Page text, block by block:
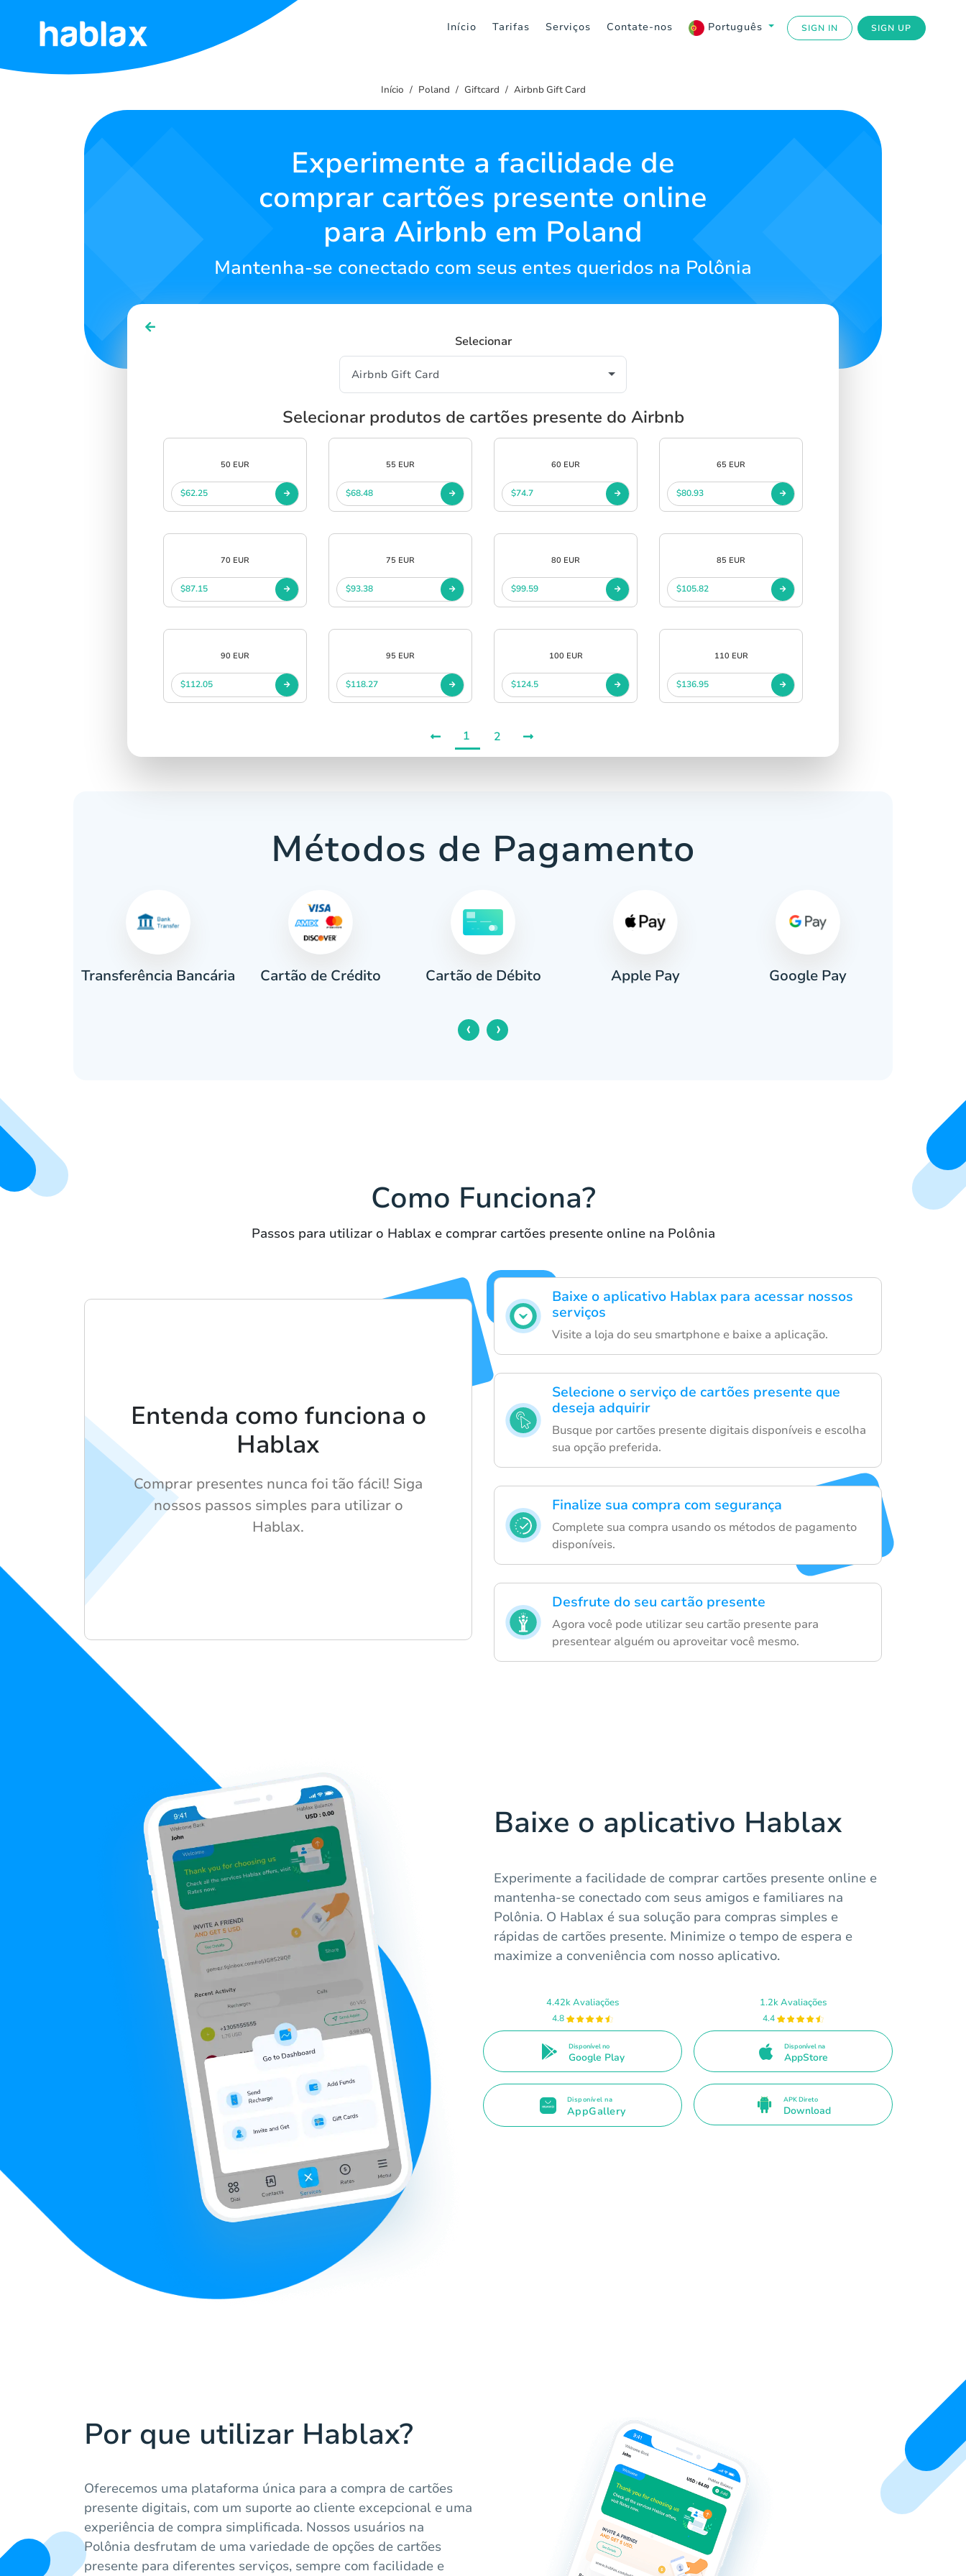
Início Tarifas Serviços Contate-nos Português SIGN IN SIGN UP
Início
Início Poland Giftcard Airbnb Gift Card
Experimente a facilidade de
comprar cartões presente online
para Airbnb em Poland
Mantenha-se conectado com seus entes queridos na Polônia
Selecionar
Selecionar produtos de cartões presente do Airbnb
50 EUR
$62.25
55 EUR
$68.48
60 EUR
$74.7
65 EUR
$80.93
70 EUR
$87.15
75 EUR
$93.38
80 EUR
$99.59
85 EUR
$105.82
90 EUR
$112.05
95 EUR
$118.27
100 EUR
$124.5
110 EUR
$136.95
1 2
Métodos de Pagamento
Transferência Bancária Cartão de Crédito Cartão de Débito Apple Pay Google Pay
‹ ›
Como Funciona?
Passos para utilizar o Hablax e comprar cartões presente online na Polônia
Baixe o aplicativo Hablax para acessar nossos
serviços
Visite a loja do seu smartphone e baixe a aplicação.
Selecione o serviço de cartões presente que
deseja adquirir
Busque por cartões presente digitais disponíveis e escolha
sua opção preferida.
Finalize sua compra com segurança
Complete sua compra usando os métodos de pagamento
disponíveis.
Desfrute do seu cartão presente
Agora você pode utilizar seu cartão presente para
presentear alguém ou aproveitar você mesmo.
Entenda como funciona o
Hablax
Comprar presentes nunca foi tão fácil! Siga
nossos passos simples para utilizar o
Hablax.
Baixe o aplicativo Hablax
Experimente a facilidade de comprar cartões presente online e
mantenha-se conectado com seus amigos e familiares na
Polônia. O Hablax é sua solução para compras simples e
rápidas de cartões presente. Minimize o tempo de espera e
maximize a conveniência com nosso aplicativo.
4.42k Avaliações
4.8
Disponível no
Google Play
1.2k Avaliações
4.4
Disponível na
AppStore
Disponível na
AppGallery
APK Direto
Download
Por que utilizar Hablax?
Oferecemos uma plataforma única para a compra de cartões
presente digitais, com um suporte ao cliente excepcional e uma
experiência de compra simplificada. Nossos usuários na
Polônia desfrutam de uma variedade de opções de cartões
presente para diferentes serviços, sempre com facilidade e